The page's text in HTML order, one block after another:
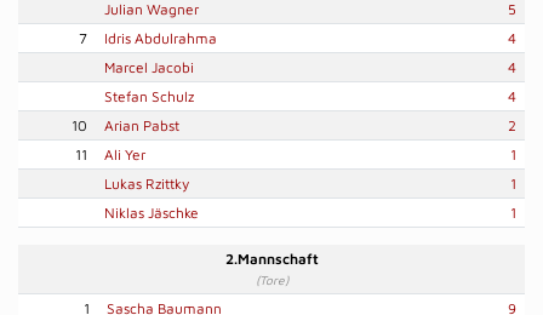
Julian Wagner
5
7
Idris Abdulrahma
4
Marcel Jacobi
4
Stefan Schulz
4
10
Arian Pabst
2
11
Ali Yer
1
Lukas Rzittky
1
Niklas Jäschke
1
2.Mannschaft
(Tore)
1 Sascha Baumann
9